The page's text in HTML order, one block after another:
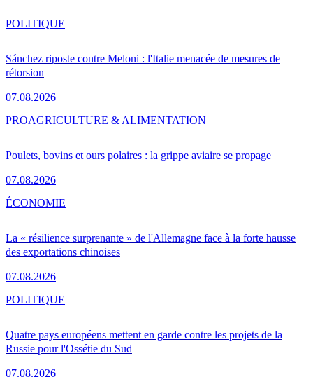
Sánchez riposte contre Meloni : l'Italie menacée de mesures de
rétorsion
07.08.2026
POLITIQUE
Poulets, bovins et ours polaires : la grippe aviaire se propage
07.08.2026
PROAGRICULTURE & ALIMENTATION
La « résilience surprenante » de l'Allemagne face à la forte hausse
des exportations chinoises
07.08.2026
ÉCONOMIE
Quatre pays européens mettent en garde contre les projets de la
Russie pour l'Ossétie du Sud
07.08.2026
POLITIQUE